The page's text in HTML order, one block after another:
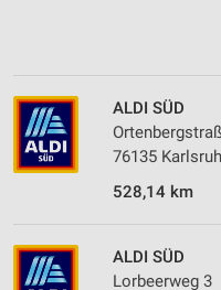
ALDI SÜD
76135
528,14 km
ALDI SÜD
Lorbeerweg 3